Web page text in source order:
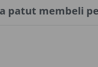
patut membeli